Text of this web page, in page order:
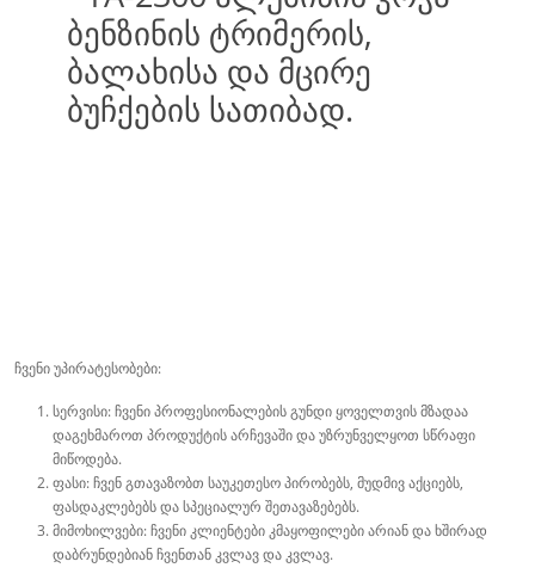
ჩვენი უპირატესობები:
სერვისი: ჩვენი პროფესიონალების გუნდი ყოველთვის მზადაა
დაგეხმაროთ პროდუქტის არჩევაში და უზრუნველყოთ სწრაფი
მიწოდება.
ფასი: ჩვენ გთავაზობთ საუკეთესო პირობებს, მუდმივ აქციებს,
ფასდაკლებებს და სპეციალურ შეთავაზებებს.
მიმოხილვები: ჩვენი კლიენტები კმაყოფილები არიან და ხშირად
დაბრუნდებიან ჩვენთან კვლავ და კვლავ.